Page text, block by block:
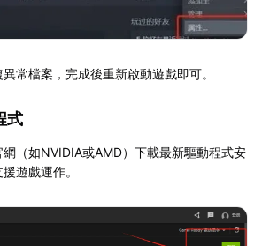
常檔案，完成後重新啟動遊戲即可。
式
（如NVIDIA或AMD）下載最新驅動程式安
遊戲運作。